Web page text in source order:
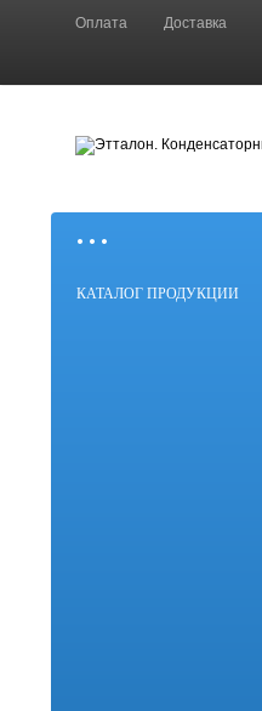
Оплата Доставка
• • •
КАТАЛОГ ПРОДУКЦИИ